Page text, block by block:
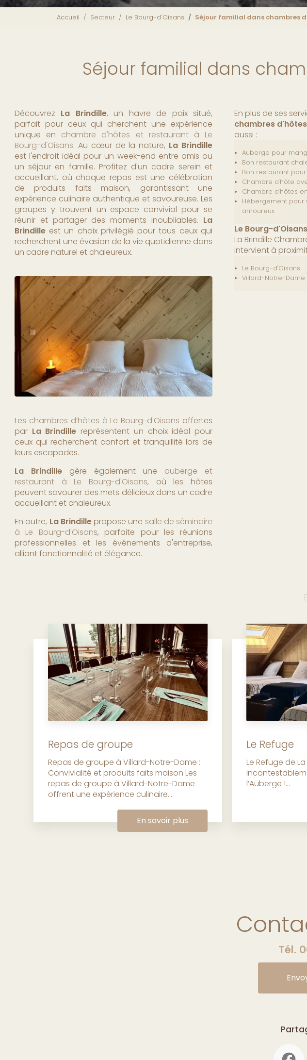
Accueil Secteur Le Bourg-d'Oisans Séjour familial dans chambres
Séjour familial dans
Découvrez La Brindille, un havre de paix situé,
parfait pour ceux qui cherchent une expérience
unique en chambre d'hôtes et restaurant à Le
Bourg-d'Oisans. Au cœur de la nature, La Brindille
est l'endroit idéal pour un week-end entre amis ou
un séjour en famille. Profitez d'un cadre serein et
accueillant, où chaque repas est une célébration
de produits faits maison, garantissant une
expérience culinaire authentique et savoureuse. Les
groupes y trouvent un espace convivial pour se
réunir et partager des moments inoubliables. La
Brindille est un choix privilégié pour tous ceux qui
recherchent une évasion de la vie quotidienne dans
un cadre naturel et chaleureux.
Les chambres d’hôtes à Le Bourg-d'Oisans offertes
par La Brindille représentent un choix idéal pour
ceux qui recherchent confort et tranquillité lors de
leurs escapades.
La Brindillegère également une auberge et
restaurant à Le Bourg-d'Oisans, où les hôtes
peuvent savourer des mets délicieux dans un cadre
accueillant et chaleureux.
En outre, La Brindillepropose une salle de séminaire
à Le Bourg-d'Oisans, parfaite pour les réunions
professionnelles et les événements d'entreprise,
alliant fonctionnalité et élégance.
En plus de ses
chambres
aussi :
Auberge pour
Bon restaurant
Bon restaurant
Chambre d'hôte
Chambre d'hôtes
Hébergement pour
amoureux
Le Bourg-d'Oisans
La Brindille
intervient à
Le Bourg-d'Oisans
Villard-Notre-Dame
Repas de groupe
Repas de groupe à Villard-Notre-Dame :
Convivialité et produits faits maison Les
repas de groupe à Villard-Notre-Dame
offrent une expérience culinaire...
En savoir plus
Le Refuge
Le Refuge de La
l’Auberge !...
Tél.